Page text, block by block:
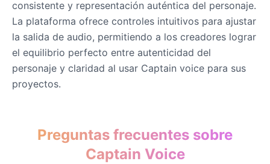
consistente y representación auténtica del personaje.
La plataforma ofrece controles intuitivos para ajustar
la salida de audio, permitiendo a los creadores lograr
el equilibrio perfecto entre autenticidad del
personaje y claridad al usar Captain voice para sus
proyectos.
Preguntas frecuentes sobre
Captain Voice